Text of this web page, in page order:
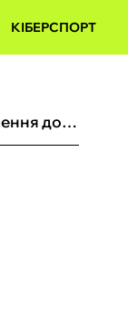
КІБЕРСПОРТ
Легіонер Шахтаря показав справжнє ставлення до України: зірка «‎гірників» заспівав гімн